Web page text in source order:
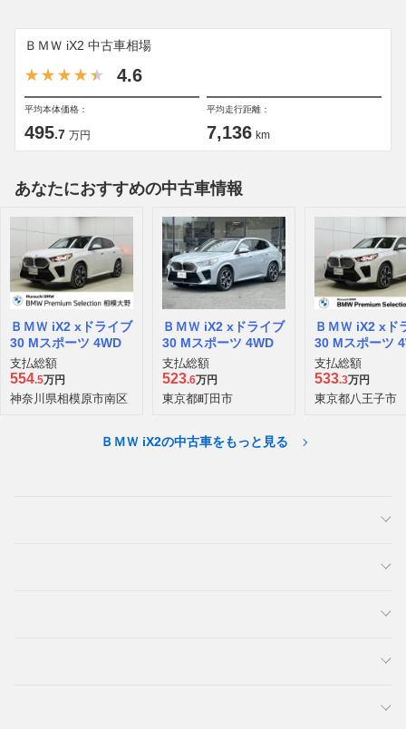
ＢＭＷ iX2 中古車相場
4.6
平均本体価格：
495.7 万円
平均走行距離：
7,136 km
あなたにおすすめの中古車情報
ＢＭＷ iX2 xドライブ
30 Mスポーツ 4WD
支払総額
554.5万円
神奈川県相模原市南区
ＢＭＷ iX2 xドライブ
30 Mスポーツ 4WD
支払総額
523.6万円
東京都町田市
ＢＭＷ iX2 xド
30 Mスポーツ
支払総額
533.3万円
東京都八王子市
ＢＭＷ iX2の中古車をもっと見る